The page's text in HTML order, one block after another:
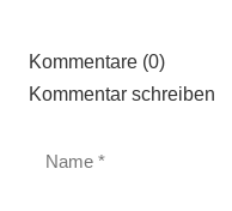
Kommentare (0)
Kommentar schreiben